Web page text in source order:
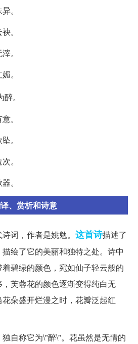
。
。
。
。
。
。
。
。
。
、赏析和诗意
词，作者是姚勉。 这首诗描述了
绘了它的美丽和独特之处。诗中
碧绿的颜色，宛如仙子轻云般的
芙蓉花的颜色逐渐变得纯白无
朵盛开烂漫之时，花瓣泛起红
自称它为\"醉\"。花虽然是无情的